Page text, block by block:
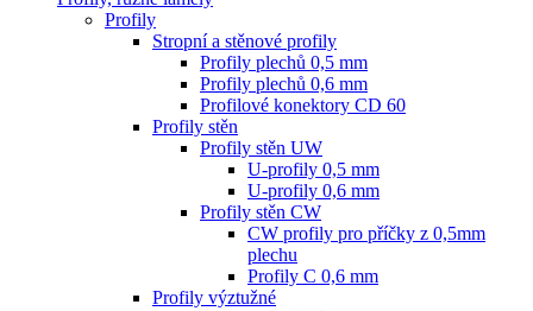
Profily
Stropní a stěnové profily
Profily plechů 0,5 mm
Profily plechů 0,6 mm
Profilové konektory CD 60
Profily stěn
Profily stěn UW
U-profily 0,5 mm
U-profily 0,6 mm
Profily stěn CW
CW profily pro příčky z 0,5mm
plechu
Profily C 0,6 mm
Profily výztužné